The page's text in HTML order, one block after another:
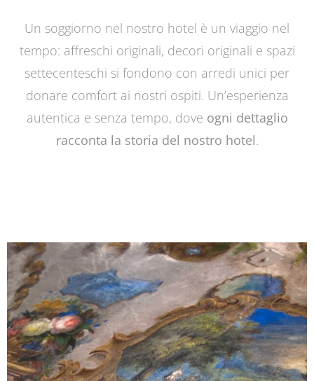
Un soggiorno nel nostro hotel è un viaggio nel
tempo: affreschi originali, decori originali e spazi
settecenteschi si fondono con arredi unici per
donare comfort ai nostri ospiti. Un’esperienza
autentica e senza tempo, dove ogni dettaglio
racconta la storia del nostro hotel.